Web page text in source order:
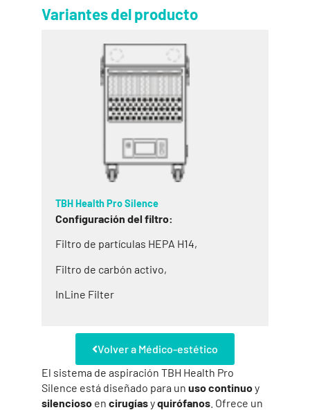
Variantes del producto
TBH Health Pro Silence
Configuración del filtro:
Filtro de partículas HEPA H14,
Filtro de carbón activo,
InLine Filter
Volver a Médico-estético
El sistema de aspiración TBH Health Pro
Silence está diseñado para un uso continuoy
silencioso en cirugíasyquirófanos . Ofrece un